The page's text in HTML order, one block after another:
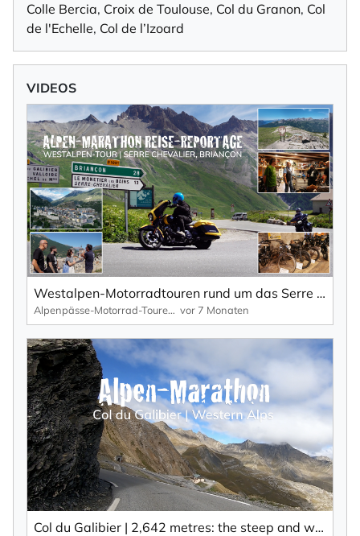
Colle Bercia, Croix de Toulouse, Col du Granon, Col
de l'Echelle, Col de l’Izoard
VIDEOS
Westalpen-Motorradtouren rund um das Serre Chevalier und Briançon – TV-Reportage.
Alpenpässe-Motorrad-Touren: Alpen-Marathon, die TV-Reportagen vor 7 Monaten
Col du Galibier | 2,642 metres: the steep and winding classic among the Alpine passes in the Western Alps.